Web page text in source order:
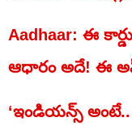
Aadhaar: ఈ
ఆధారం అదే! ఈ అప్
‘ఇండియన్స్‌